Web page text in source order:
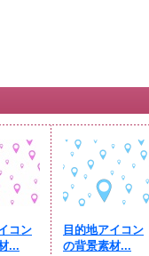
コン
...
目的地アイコン
の背景素材...